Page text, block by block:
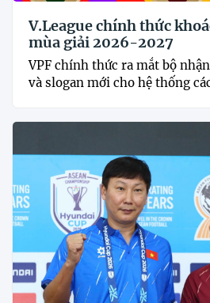
V.League chính thức
mùa giải 2026-2027
VPF chính thức ra mắt bộ
và slogan mới cho hệ thống